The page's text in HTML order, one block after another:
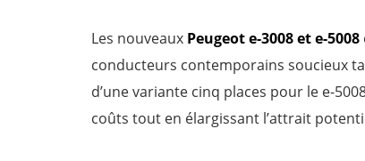
Les nouveaux Peugeot e-3008 et e-5008
conducteurs contemporains soucieux
d’une variante cinq places pour le e-
coûts tout en élargissant l’attrait